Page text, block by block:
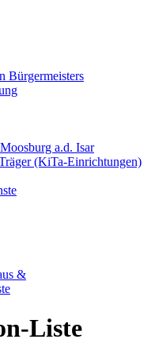
Bürgermeisters
a.d. Isar
(KiTa-Einrichtungen)
&
Liste